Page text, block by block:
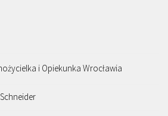
i Opiekunka Wrocławia